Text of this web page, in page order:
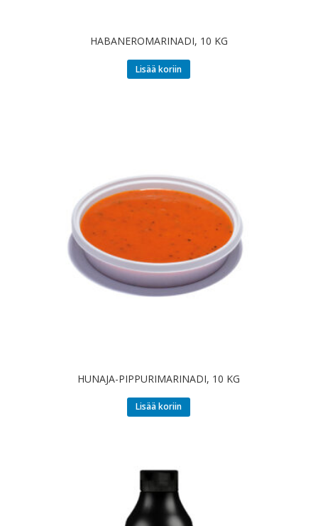
HABANEROMARINADI, 10 KG
Lisää koriin
HUNAJA-PIPPURIMARINADI, 10 KG
Lisää koriin